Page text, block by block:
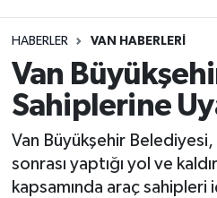
HABERLER VAN HABERLERI
Van
Sahiplerine
Van Büyükşehir
sonrası yaptığı yol ve
kapsamında araç sahipleri
Van Rehberi
Etkinlikler
Köşe Yazıları
Süper Lig Puan Durumu
Tüm Manşetler
Son Dakika Haberleri